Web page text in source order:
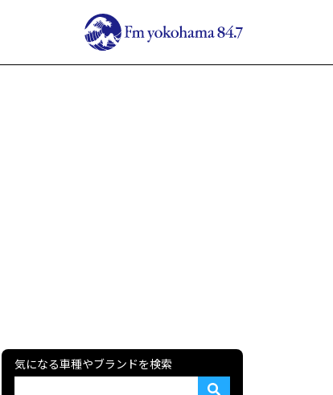
気になる車種やブランドを検索